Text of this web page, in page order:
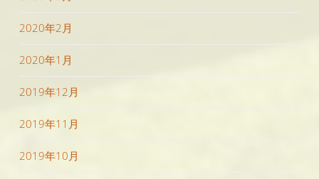
2020年2月
2020年1月
2019年12月
2019年11月
2019年10月